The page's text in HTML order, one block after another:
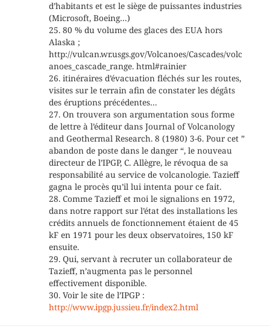
d’habitants et est le siège de puissantes industries
(Microsoft, Boeing…)
25. 80 % du volume des glaces des EUA hors
Alaska ;
http://vulcan.wr.usgs.gov/Volcanoes/Cascades/volc
anoes_cascade_range. html#rainier
26. itinéraires d’évacuation fléchés sur les routes,
visites sur le terrain afin de constater les dégâts
des éruptions précédentes…
27. On trouvera son argumentation sous forme
de lettre à l’éditeur dans Journal of Volcanology
and Geothermal Research. 8 (1980) 3-6. Pour cet ”
abandon de poste dans le danger “, le nouveau
directeur de l’IPGP, C. Allègre, le révoqua de sa
responsabilité au service de volcanologie. Tazieff
gagna le procès qu’il lui intenta pour ce fait.
28. Comme Tazieff et moi le signalions en 1972,
dans notre rapport sur l’état des installations les
crédits annuels de fonctionnement étaient de 45
kF en 1971 pour les deux observatoires, 150 kF
ensuite.
29. Qui, servant à recruter un collaborateur de
Tazieff, n’augmenta pas le personnel
effectivement disponible.
30. Voir le site de l’IPGP :
http://www.ipgp.jussieu.fr/index2.html